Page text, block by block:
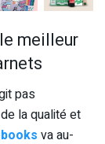
meilleur
pas
la qualité et
va au-